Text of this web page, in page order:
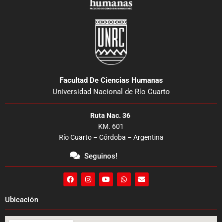
Ubicación
Facultad De Ciencias Humanas
Universidad Nacional de Río Cuarto
Ruta Nac. 36
KM. 601
Río Cuarto – Córdoba – Argentina
Seguinos!
F
a
o
o
I
n
g
r
Y
o
b
e
W
h
a
p
E
n
o
p